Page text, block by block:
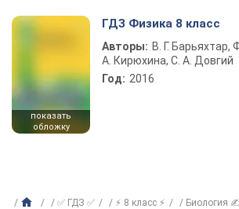
показать
обложку
ГДЗ Физика 8 класс
Авторы: В. Г. Барьяхтар,
А. Кирюхина, С. А. Довгий
Год: 2016
✅ ГДЗ ✅ ⚡ 8 класс ⚡ Биология